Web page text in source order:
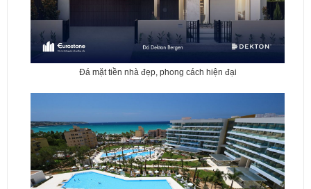
Đá mặt tiền nhà đẹp, phong cách hiện đại